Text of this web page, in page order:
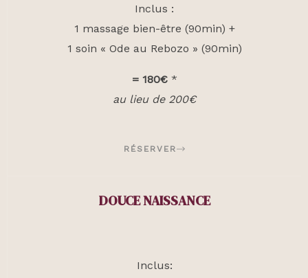
Inclus :
1 massage bien-être (90min) +
1 soin « Ode au Rebozo » (90min)
= 180€*
au lieu de 200€
RÉSERVER
DOUCE NAISSANCE
Inclus: